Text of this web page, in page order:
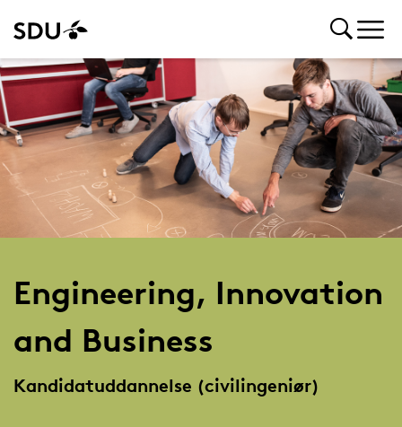
Engineering, Innovation
and Business
Kandidatuddannelse (civilingeniør)